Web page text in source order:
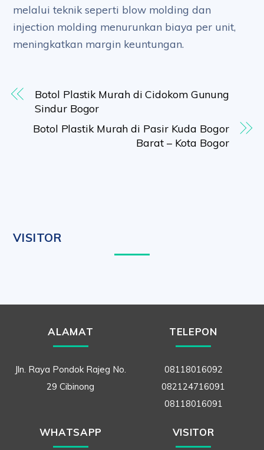
melalui teknik seperti blow molding dan
injection molding menurunkan biaya per unit,
meningkatkan margin keuntungan.
Botol Plastik Murah di Cidokom Gunung
Sindur Bogor
Botol Plastik Murah di Pasir Kuda Bogor
Barat – Kota Bogor
VISITOR
ALAMAT
Jln. Raya Pondok Rajeg No.
29 Cibinong
TELEPON
08118016092
082124716091
08118016091
WHATSAPP VISITOR